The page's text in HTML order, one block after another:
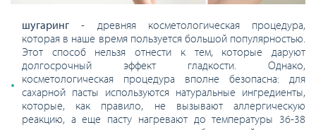
шугаринг - древняя косметологическая процедура,
которая в наше время пользуется большой популярностью.
Этот способ нельзя отнести к тем, которые даруют
долгосрочный эффект гладкости. Однако,
косметологическая процедура вполне безопасна: для
сахарной пасты используются натуральные ингредиенты,
которые, как правило, не вызывают аллергическую
реакцию, а еще пасту нагревают до температуры 36-38